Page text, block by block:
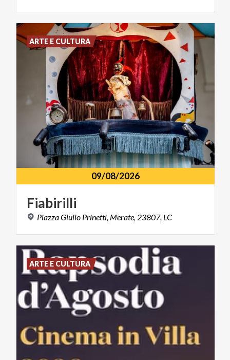
09/08/2026
Fiabirilli
PiazzaGiulio Prinetti, Merate, 23807, LC
ARTE E CULTURA
ARTE E CULTURA